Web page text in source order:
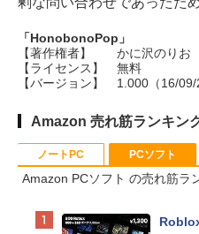
「HonobonoPop」
【著作権者】
かに沢のり
【ライセンス】
無料
【バージョン】
1.000（16/09/
Amazon 売れ筋ランキン
ノートPC
Apple
PCソフト
Amazon PCソフト の売れ筋ラ